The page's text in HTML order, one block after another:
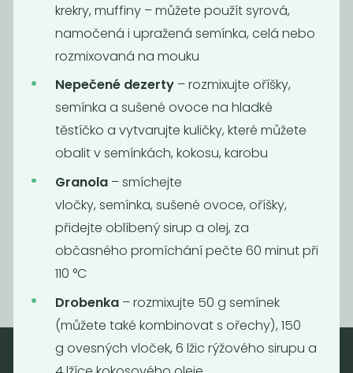
Mák modrý
199Kč/ Kg
hnědé
70Kč/ Kg
krekry, muffiny – můžete použít syrová,
namočená i upražená semínka, celá nebo
rozmixovaná na mouku
Nepečené dezerty – rozmixujte oříšky,
semínka a sušené ovoce na hladké
těstíčko a vytvarujte kuličky, které můžete
obalit v semínkách, kokosu, karobu
Granola – smíchejte
vločky, semínka, sušené ovoce, oříšky,
přidejte oblíbený sirup a olej, za
občasného promíchání pečte 60 minut při
110 °C
Drobenka – rozmixujte 50 g semínek
(můžete také kombinovat s ořechy), 150
g ovesných vloček, 6 lžic rýžového sirupu a